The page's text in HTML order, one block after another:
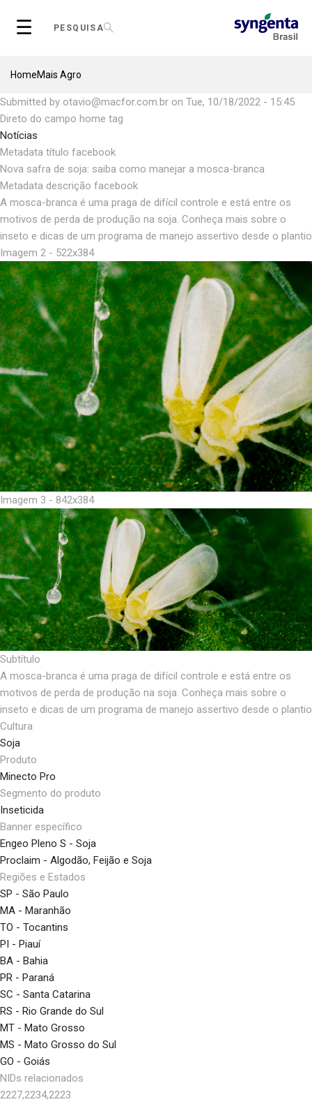
☰ PESQUISA
Breadcrumb
HomeMais Agro
Submitted by otavio@macfor.com.br on Tue, 10/18/2022 - 15:45
Direto do campo home tag
Notícias
Metadata título facebook
Nova safra de soja: saiba como manejar a mosca-branca
Metadata descrição facebook
A mosca-branca é uma praga de difícil controle e está entre os
motivos de perda de produção na soja. Conheça mais sobre o
inseto e dicas de um programa de manejo assertivo desde o plantio
Imagem 2 - 522x384
Imagem 3 - 842x384
Subtítulo
A mosca-branca é uma praga de difícil controle e está entre os
motivos de perda de produção na soja. Conheça mais sobre o
inseto e dicas de um programa de manejo assertivo desde o plantio
Cultura
Soja
Produto
Minecto Pro
Segmento do produto
Inseticida
Banner específico
Engeo Pleno S - Soja
Proclaim - Algodão, Feijão e Soja
Regiões e Estados
SP - São Paulo
MA - Maranhão
TO - Tocantins
PI - Piauí
BA - Bahia
PR - Paraná
SC - Santa Catarina
RS - Rio Grande do Sul
MT - Mato Grosso
MS - Mato Grosso do Sul
GO - Goiás
NIDs relacionados
2227,2234,2223